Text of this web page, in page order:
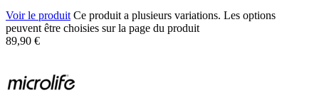
Voir le produit Ce produit a plusieurs variations. Les options
peuvent être choisies sur la page du produit
89,90 €